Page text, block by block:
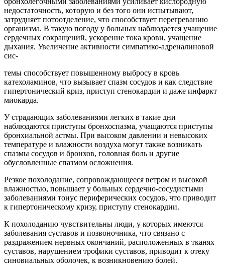
недостаточность, которую и без того они испытывают,
затрудняет потоотделение, что способствует перегреванию
организма. В такую погоду у больных наблюдается учащение
сердечных сокращений, ускорение тока крови, учащение
дыхания. Увеличение активности симпатико-адреналиновой
сис-
темы способствует повышенному выбросу в кровь
катехоламинов, что вызывает спазм сосудов и как следствие
гипертонический криз, приступ стенокардии и даже инфаркт
миокарда.
У страдающих заболеваниями легких в такие дни
наблюдаются приступы бронхоспазма, учащаются приступы
бронхиальной астмы. При высоком давлении и невысоких
температуре и влажности воздуха могут также возникать
спазмы сосудов и бронхов, головная боль и другие
обусловленные спазмом осложнения.
Резкое похолодание, сопровождающееся ветром и высокой
влажностью, повышает у больных сердечно-сосудистыми
заболеваниями тонус периферических сосудов, что приводит
к гипертоническому кризу, приступу стенокардии.
К похолоданию чувствительны люди, у которых имеются
заболевания суставов и позвоночника, что связано с
раздражением нервных окончаний, расположенных в тканях
суставов, нарушением трофики суставов, приводит к отеку
синовиальных оболочек, к возникновению болей.